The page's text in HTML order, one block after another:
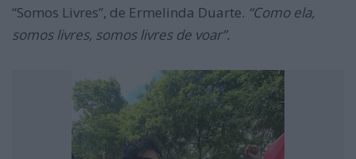
“Somos Livres”, de Ermelinda Duarte. “Como ela,
somos livres, somos livres de voar”.